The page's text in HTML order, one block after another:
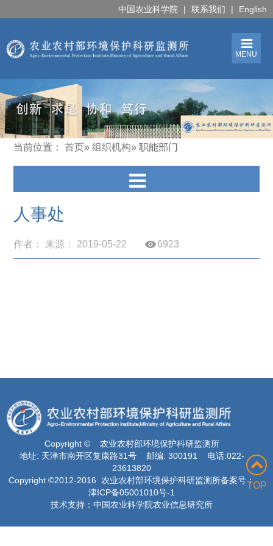
中国农业科学院 | 联系我们 | English
MENU
当前位置：首页»组织机构» 职能部门
人事处
作者： 来源： 2019-05-22 6923
Copyright © 农业农村部环境保护科研监测所
地址: 天津市南开区复康路31号 邮编: 300191 电话:022-
23613820
Copyright ©2012-2016 农业农村部环境保护科研监测所备案号：
津ICP备05001010号-1
技术支持：中国农业科学院农业信息研究所
TOP